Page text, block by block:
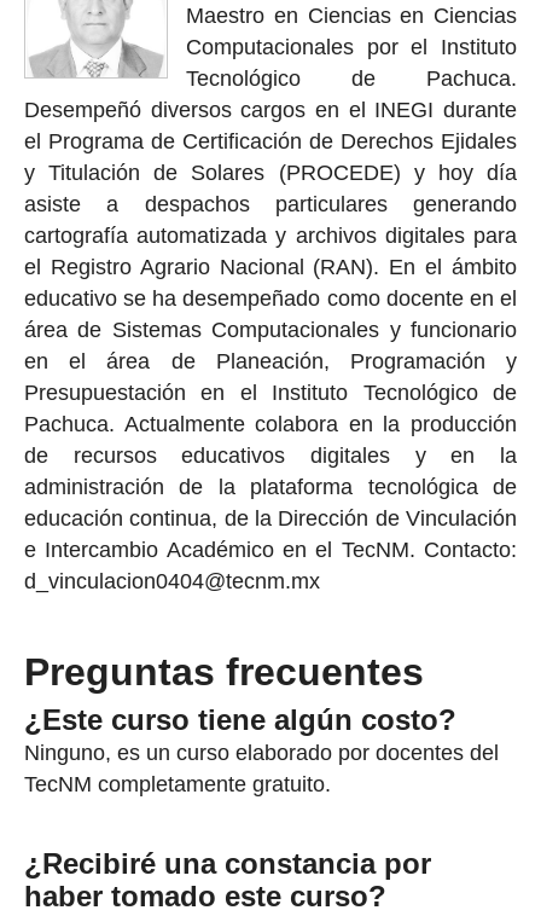
Maestro en Ciencias en Ciencias
Computacionales por el Instituto
Tecnológico de Pachuca.
Desempeñó diversos cargos en el INEGI durante
el Programa de Certificación de Derechos Ejidales
y Titulación de Solares (PROCEDE) y hoy día
asiste a despachos particulares generando
cartografía automatizada y archivos digitales para
el Registro Agrario Nacional (RAN). En el ámbito
educativo se ha desempeñado como docente en el
área de Sistemas Computacionales y funcionario
en el área de Planeación, Programación y
Presupuestación en el Instituto Tecnológico de
Pachuca. Actualmente colabora en la producción
de recursos educativos digitales y en la
administración de la plataforma tecnológica de
educación continua, de la Dirección de Vinculación
e Intercambio Académico en el TecNM. Contacto:
d_vinculacion0404@tecnm.mx
Preguntas frecuentes
¿Este curso tiene algún costo?
Ninguno, es un curso elaborado por docentes del
TecNM completamente gratuito.
¿Recibiré una constancia por
haber tomado este curso?